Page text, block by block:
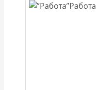
Работа